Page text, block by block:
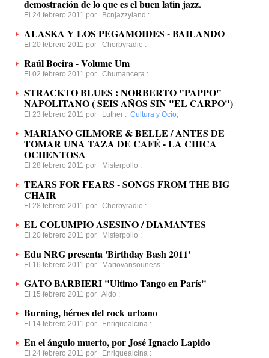
demostración de lo que es el buen latin jazz.
El 24 febrero 2011 por Bcnjazzyland :
ALASKA Y LOS PEGAMOIDES - BAILANDO
El 20 febrero 2011 por Chorbyradio :
Raúl Boeira - Volume Um
El 02 febrero 2011 por Chumancera :
STRACKTO BLUES : NORBERTO "PAPPO"
NAPOLITANO ( SEIS AÑOS SIN "EL CARPO")
El 23 febrero 2011 por Luther : Cultura y Ocio,
MARIANO GILMORE & BELLE / ANTES DE
TOMAR UNA TAZA DE CAFÉ - LA CHICA
OCHENTOSA
El 28 febrero 2011 por Misterpollo :
TEARS FOR FEARS - SONGS FROM THE BIG
CHAIR
El 28 febrero 2011 por Chorbyradio :
EL COLUMPIO ASESINO / DIAMANTES
El 20 febrero 2011 por Misterpollo :
Edu NRG presenta 'Birthday Bash 2011'
El 16 febrero 2011 por Mariovansouness :
GATO BARBIERI "Ultimo Tango en París"
El 15 febrero 2011 por Aldo :
Burning, héroes del rock urbano
El 14 febrero 2011 por Enriquealcina :
En el ángulo muerto, por José Ignacio Lapido
El 24 febrero 2011 por Enriquealcina :